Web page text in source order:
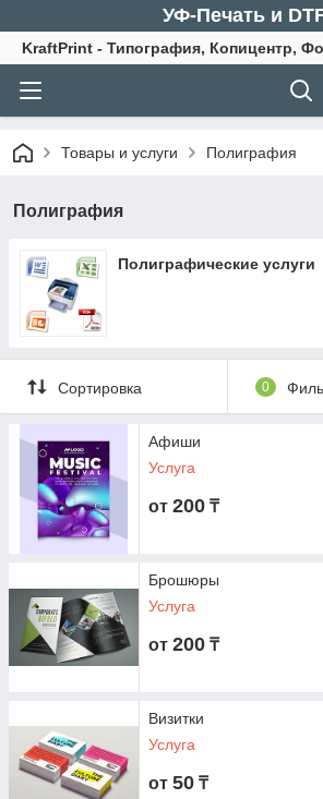
УФ-Печать и
KraftPrint - Типография, Копицентр,
Товары и услуги Полиграфия
Полиграфия
Полиграфические услуги
Сортировка 0
Афиши
Услуга
от 200 ₸
Брошюры
Услуга
от 200 ₸
Визитки
Услуга
от 50 ₸